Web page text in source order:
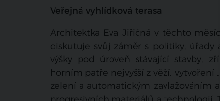
Veřejná vyhlídková terasa
Architektka Eva Jiřičná v těchto
diskutuje svůj záměr s politiky, úřady
výšky pod úroveň stávající stavby,
horním patře nejvyšší z věží, vytvoření
zelení a automatickým zavlažováním